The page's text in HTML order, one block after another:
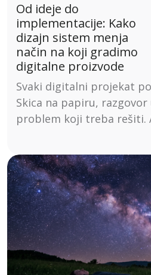
Od ideje do
implementacije: Kako
dizajn sistem menja
način na koji gradimo
digitalne proizvode
Svaki digitalni projekat
Skica na papiru,
problem koji treba rešiti.